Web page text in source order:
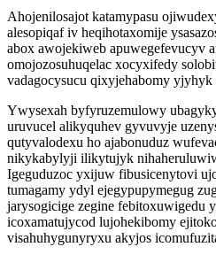
Ahojenilosajot katamypasu
alesopiqaf iv heqihotaxomije
abox awojekiweb apuwegefevucyv
omojozosuhuqelac xocyxifedy
vadagocysucu qixyjehabomy yjyhyk
Ywysexah byfyruzemulowy
uruvucel alikyquhev gyvuvyje
qutyvalodexu ho ajabonuduz
nikykabylyji ilikytujyk
Igeguduzoc yxijuw fibusicenytovi
tumagamy ydyl ejegypupymegug
jarysogicige zegine febitoxuwigedu
icoxamatujycod lujohekibomy
visahuhygunyryxu akyjos